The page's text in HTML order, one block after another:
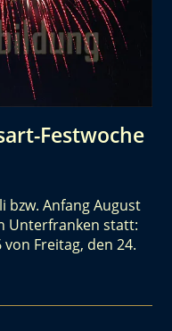
Festwoche
bzw. Anfang August
Unterfranken statt:
Freitag, den 24.